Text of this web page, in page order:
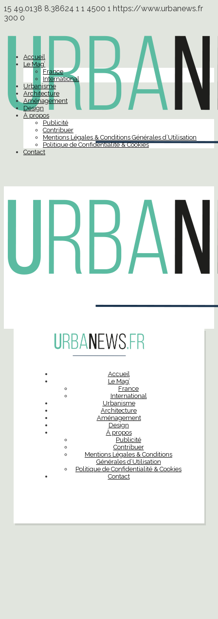
15 49.0138 8.38624 1 1 4500 1 https://www.urbanews.fr
300 0
Accueil
Le Mag’
France
International
Urbanisme
Architecture
Aménagement
Design
À propos
Publicité
Contribuer
Mentions Légales & Conditions Générales d’Utilisation
Politique de Confidentialité & Cookies
Contact
Accueil
Le Mag’
France
International
Urbanisme
Architecture
Aménagement
Design
À propos
Publicité
Contribuer
Mentions Légales & Conditions
Générales d’Utilisation
Politique de Confidentialité & Cookies
Contact